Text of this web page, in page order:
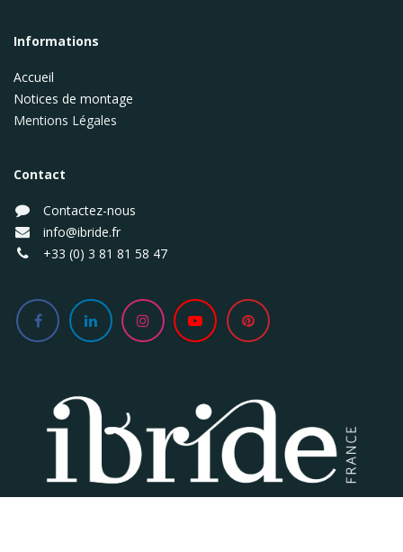
Informations
Accueil
Notices de montage
Mentions Légales
Contact
Contactez-nous
info@ibride.fr
+33 (0) 3 81 81 58 47